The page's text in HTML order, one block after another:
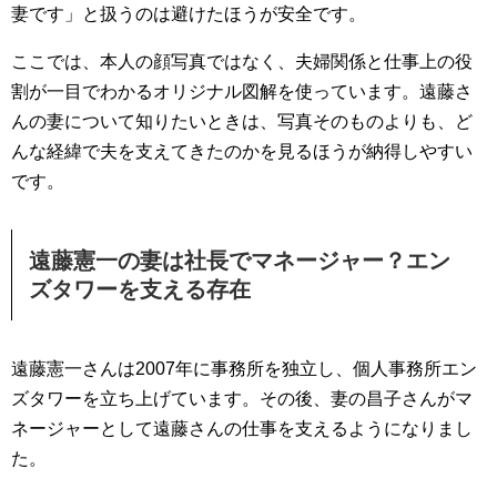
妻です」と扱うのは避けたほうが安全です。
ここでは、本人の顔写真ではなく、夫婦関係と仕事上の役
割が一目でわかるオリジナル図解を使っています。遠藤さ
んの妻について知りたいときは、写真そのものよりも、ど
んな経緯で夫を支えてきたのかを見るほうが納得しやすい
です。
遠藤憲一の妻は社長でマネージャー？エン
ズタワーを支える存在
遠藤憲一さんは2007年に事務所を独立し、個人事務所エン
ズタワーを立ち上げています。その後、妻の昌子さんがマ
ネージャーとして遠藤さんの仕事を支えるようになりまし
た。